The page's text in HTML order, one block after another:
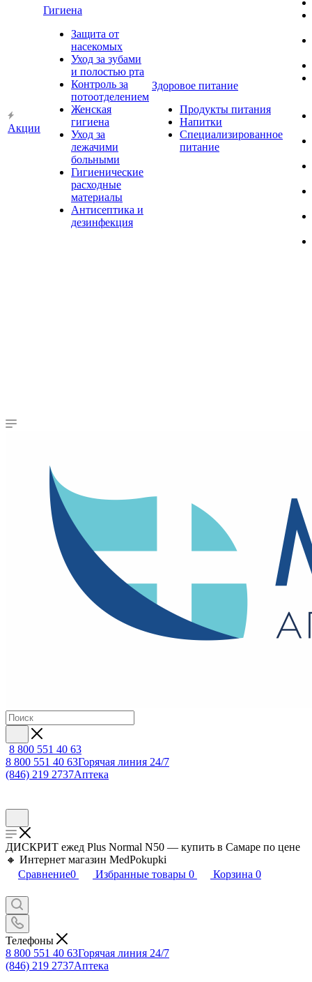
Акции
Гигиена
Защита от
насекомых
Уход за зубами
и полостью рта
Контроль за
потоотделением
Женская
гигиена
Уход за
лежачими
больными
Гигиенические
расходные
материалы
Антисептика и
дезинфекция
Здоровое питание
Продукты питания
Напитки
Специализированное
питание
8 800 551 40 63
8 800 551 40 63Горячая линия 24/7
(846) 219 2737Аптека
ДИСКРИТ ежед Plus Normal N50 — купить в Самаре по цене
🔸 Интернет магазин MedPokupki
Сравнение0 Избранные товары 0 Корзина 0
Телефоны
8 800 551 40 63Горячая линия 24/7
(846) 219 2737Аптека